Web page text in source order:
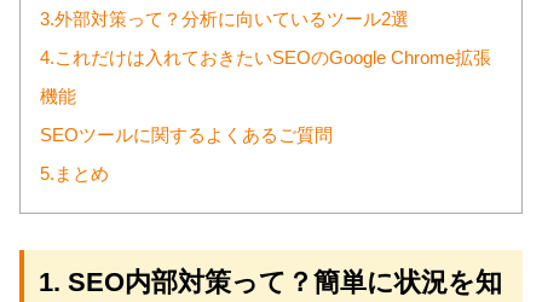
3.外部対策って？分析に向いているツール2選
4.これだけは入れておきたいSEOのGoogle Chrome拡張
機能
SEOツールに関するよくあるご質問
5.まとめ
1. SEO内部対策って？簡単に状況を知